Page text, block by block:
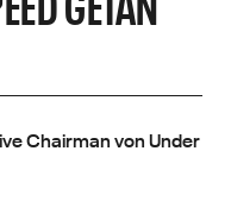
Chairman von Under